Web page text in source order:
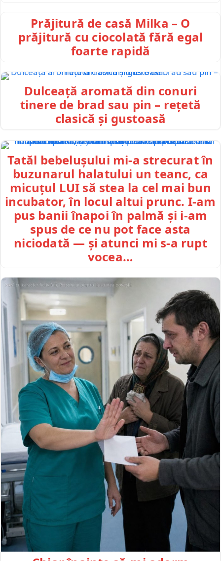
Prăjitură de casă Milka – O
prăjitură cu ciocolată fără egal
foarte rapidă
Dulceață aromată din conuri
tinere de brad sau pin – rețetă
clasică și gustoasă
Tatăl bebelușului mi-a strecurat în
buzunarul halatului un teanc, ca
micuțul LUI să stea la cel mai bun
incubator, în locul altui prunc. I-am
pus banii înapoi în palmă și i-am
spus de ce nu pot face asta
niciodată — și atunci mi s-a rupt
vocea…